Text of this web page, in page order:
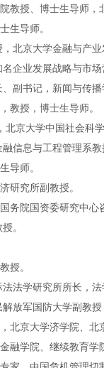
教授、博士生导师，
生导师。
北京大学金融与产
企业发展战略与市场
副书记，新闻与传
教授，博士生导师。
京大学中国社会科
信息与工程管理系教
导师。
研究所副教授。
务院国资委研究中心
。
授。
法学研究所所长，
放军国防大学副教
北京大学济学院、
融学院、继续教育